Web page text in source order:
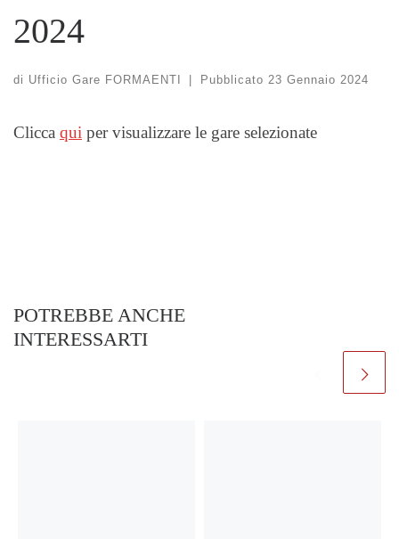
2024
di Ufficio Gare FORMAENTI | Pubblicato 23 Gennaio 2024
Clicca qui per visualizzare le gare selezionate
POTREBBE ANCHE
INTERESSARTI